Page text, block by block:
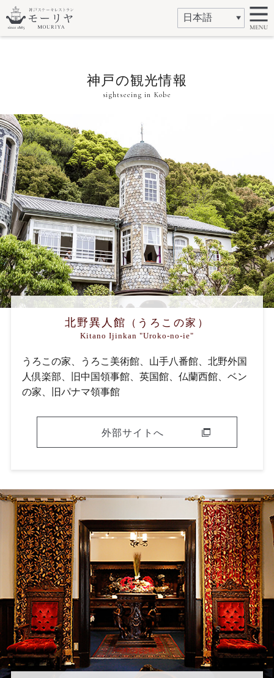
神戸の観光情報
sightseeing in Kobe
北野異人館 （うろこの家）
Kitano Ijinkan "Uroko-no-ie"
うろこの家、うろこ美術館、山手八番館、 北野外国
人倶楽部、旧中国領事館、英国館、 仏蘭西館、ベン
の家、旧パナマ領事館
外部サイトへ